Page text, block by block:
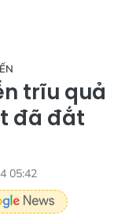
trĩu quả
đã đắt
05:42